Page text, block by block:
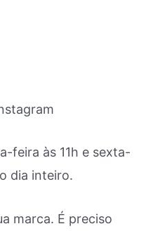
feira às 11h e sexta-
dia inteiro.
marca. É preciso